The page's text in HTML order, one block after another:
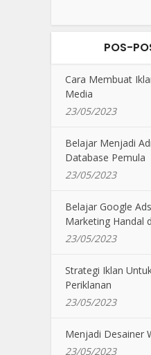
POS-
Cara Membuat
Media
23/05/2023
Belajar Menjadi
Database Pemula
23/05/2023
Belajar Google
Marketing Handal
23/05/2023
Strategi Iklan
Periklanan
23/05/2023
Menjadi Desainer
23/05/2023